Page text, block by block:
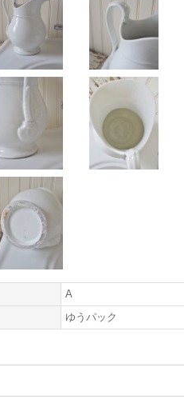
A
ゆうパック